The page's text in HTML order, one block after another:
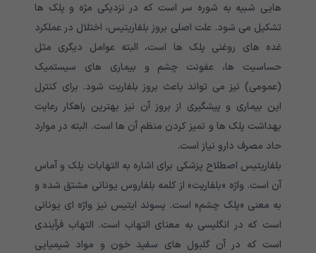
هایی شبیه به شوره سر است که در نزدیکی مژه و پلک ها
تشکیل می شود. علت اصلی بروز بلفاریتیس، اختلال در عملکرد
غده های روغنی پلک ها است، البته عوامل دیگری مثل
حساسیت ها، عفونت چشم و بیماری های سیستمیک
(عمومی) نیز می تواند باعث بروز بلفاریت شود. برای کنترل
این بیماری و پیشگیری از بروز آن نیز بهترین راهکار رعایت
بهداشت پلک ها و تمیز کردن منظم آن ها است. البته در موارد
حاد مصرف دارو نیاز است.
بلفاریتیس اصطلاح پزشکی برای اشاره به التهابات پلک و آماس
آن است. واژه «بلفاریت» از کلمه بلفاروس یونانی مشتق شده و
به معنی «پلک چشم» است. پسوند ایتیس نیز واژه ای یونانی
است که در انگلیسی به معنای التهاب است. التهاب فرآیندی
است که در آن گلبول های سفید خون و مواد شیمیایی